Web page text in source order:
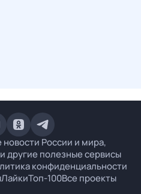
России и мира,
другие полезные сервисы
конфиденциальности
ЛайкиТоп-100Все проекты